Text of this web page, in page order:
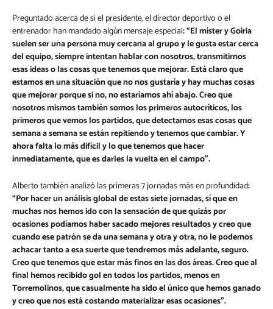
Preguntado acerca de si el presidente, el director deportivo o el
entrenador han mandado algún mensaje especial: “El míster y Goiria
suelen ser una persona muy cercana al grupo y le gusta estar cerca
del equipo, siempre intentan hablar con nosotros, transmitirnos
esas ideas o las cosas que tenemos que mejorar. Está claro que
estamos en una situación que no nos gustaría y hay muchas cosas
que mejorar porque si no, no estaríamos ahí abajo. Creo que
nosotros mismos también somos los primeros autocríticos, los
primeros que vemos los partidos, que detectamos esas cosas que
semana a semana se están repitiendo y tenemos que cambiar. Y
ahora falta lo más difícil y lo que tenemos que hacer
inmediatamente, que es darles la vuelta en el campo”.
Alberto también analizó las primeras 7 jornadas más en profundidad:
“Por hacer un análisis global de estas siete jornadas, sí que en
muchas nos hemos ido con la sensación de que quizás por
ocasiones podíamos haber sacado mejores resultados y creo que
cuando ese patrón se da una semana y otra y otra, no le podemos
achacar tanto a esa suerte que tendremos más adelante, seguro.
Creo que tenemos que estar más finosen las dos áreas. Creo que al
final hemos recibido gol en todos los partidos, menos en
Torremolinos, que casualmente ha sido el único que hemos ganado
y creo que nos está costando materializar esas ocasiones”.